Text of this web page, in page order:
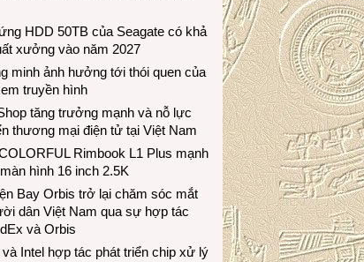
HDD 50TB của Seagate có khả
xưởng vào năm 2027
minh ảnh hưởng tới thói quen của
truyền hình
tăng trưởng mạnh và nỗ lực
thương mại điện tử tại Việt Nam
Rimbook L1 Plus mạnh
hình 16 inch 2.5K
Bay Orbis trở lại chăm sóc mắt
dân Việt Nam qua sự hợp tác
và Orbis
và Intel hợp tác phát triển chip xử lý